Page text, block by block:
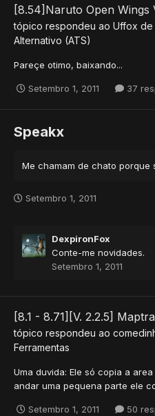
[8.54]Naruto Open Wings
tópico respondeu ao Uffox de
Alternativo (ATS)
Pareçe otimo, baixando...
Setembro 1, 2011 37
Speakx
Me chamam de chato porque
Setembro 1, 2011
DexpironFox
Conte-me novidades.
Setembro 1, 2011
[8.1 - 8.71][V. 2.2.5]
tópico respondeu ao
Ferramentas
Uma duvida: Ele só copia a
andar uma pequena parte ele
Setembro 1, 2011 50